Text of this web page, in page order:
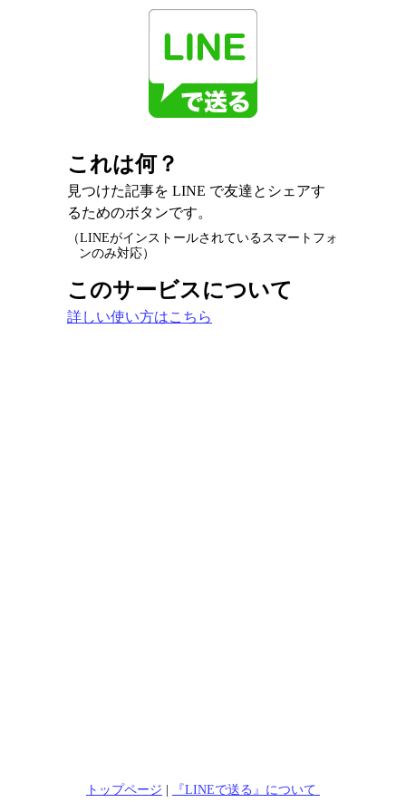
これは何？
見つけた記事を LINE で友達とシェアす
るためのボタンです。
（LINEがインストールされているスマートフォ
ンのみ対応）
このサービスについて
詳しい使い方はこちら
トップページ | 『LINEで送る』について